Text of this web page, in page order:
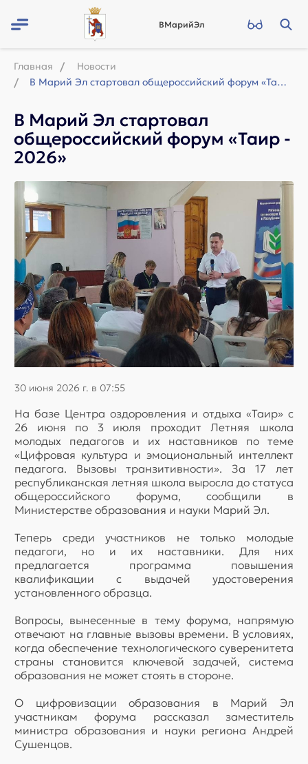
ВМарийЭл
Главная
Новости
В Марий Эл стартовал общероссийский форум «Таир - 2026»
В Марий Эл стартовал
общероссийский форум «Таир -
2026»
30 июня 2026 г. в 07:55
На базе Центра оздоровления и отдыха «Таир» с
26 июня по 3 июля проходит Летняя школа
молодых педагогов и их наставников по теме
«Цифровая культура и эмоциональный интеллект
педагога. Вызовы транзитивности». За 17 лет
республиканская летняя школа выросла до статуса
общероссийского форума, сообщили в
Министерстве образования и науки Марий Эл.
Теперь среди участников не только молодые
педагоги, но и их наставники. Для них
предлагается программа повышения
квалификации с выдачей удостоверения
установленного образца.
Вопросы, вынесенные в тему форума, напрямую
отвечают на главные вызовы времени. В условиях,
когда обеспечение технологического суверенитета
страны становится ключевой задачей, система
образования не может стоять в стороне.
О цифровизации образования в Марий Эл
участникам форума рассказал заместитель
министра образования и науки региона Андрей
Сушенцов.